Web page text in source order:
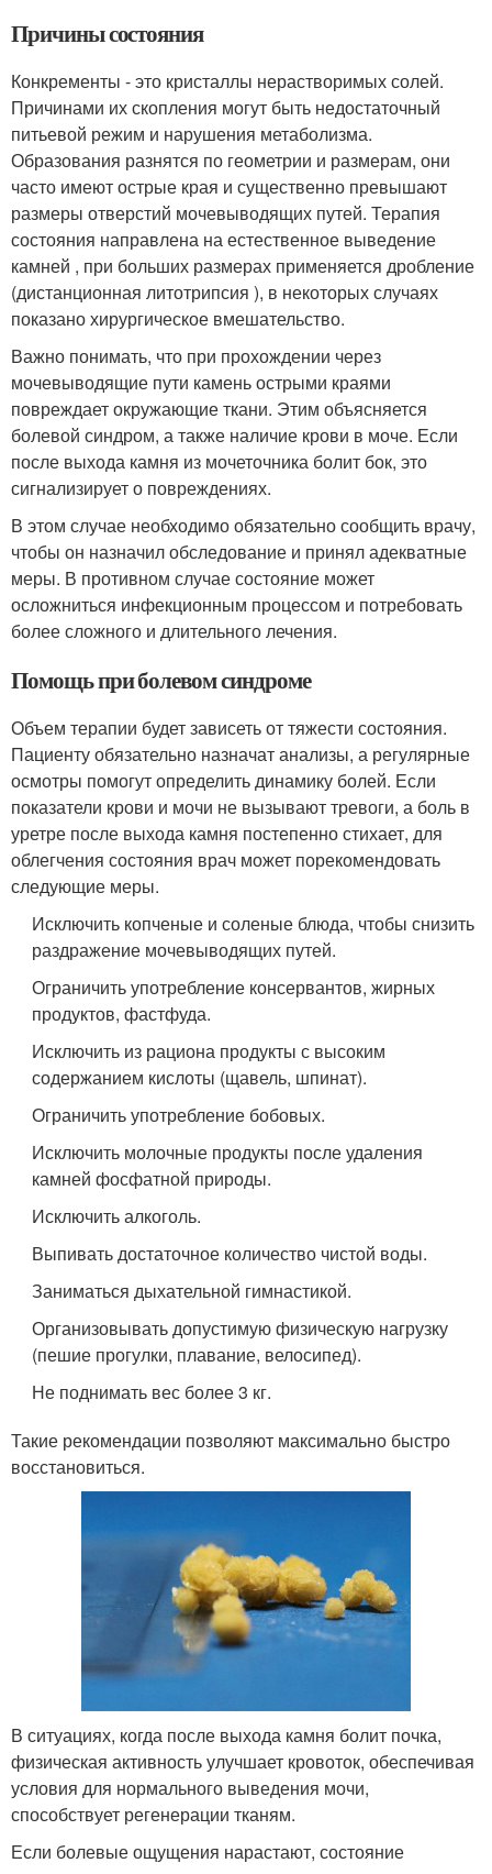
Причины состояния
Конкременты - это кристаллы нерастворимых солей.
Причинами их скопления могут быть недостаточный
питьевой режим и нарушения метаболизма.
Образования разнятся по геометрии и размерам, они
часто имеют острые края и существенно превышают
размеры отверстий мочевыводящих путей. Терапия
состояния направлена на естественное выведение
камней , при больших размерах применяется дробление
(дистанционная литотрипсия ), в некоторых случаях
показано хирургическое вмешательство.
Важно понимать, что при прохождении через
мочевыводящие пути камень острыми краями
повреждает окружающие ткани. Этим объясняется
болевой синдром, а также наличие крови в моче. Если
после выхода камня из мочеточника болит бок, это
сигнализирует о повреждениях.
В этом случае необходимо обязательно сообщить врачу,
чтобы он назначил обследование и принял адекватные
меры. В противном случае состояние может
осложниться инфекционным процессом и потребовать
более сложного и длительного лечения.
Помощь при болевом синдроме
Объем терапии будет зависеть от тяжести состояния.
Пациенту обязательно назначат анализы, а регулярные
осмотры помогут определить динамику болей. Если
показатели крови и мочи не вызывают тревоги, а боль в
уретре после выхода камня постепенно стихает, для
облегчения состояния врач может порекомендовать
следующие меры.
Исключить копченые и соленые блюда, чтобы снизить
раздражение мочевыводящих путей.
Ограничить употребление консервантов, жирных
продуктов, фастфуда.
Исключить из рациона продукты с высоким
содержанием кислоты (щавель, шпинат).
Ограничить употребление бобовых.
Исключить молочные продукты после удаления
камней фосфатной природы.
Исключить алкоголь.
Выпивать достаточное количество чистой воды.
Заниматься дыхательной гимнастикой.
Организовывать допустимую физическую нагрузку
(пешие прогулки, плавание, велосипед).
Не поднимать вес более 3 кг.
Такие рекомендации позволяют максимально быстро
восстановиться.
В ситуациях, когда после выхода камня болит почка,
физическая активность улучшает кровоток, обеспечивая
условия для нормального выведения мочи,
способствует регенерации тканям.
Если болевые ощущения нарастают, состояние